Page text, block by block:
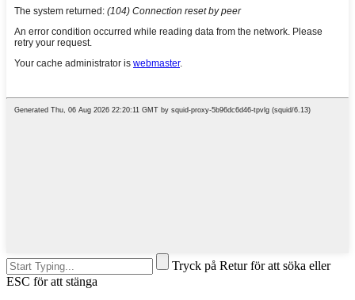
Tryck på Retur för att söka eller
ESC för att stänga